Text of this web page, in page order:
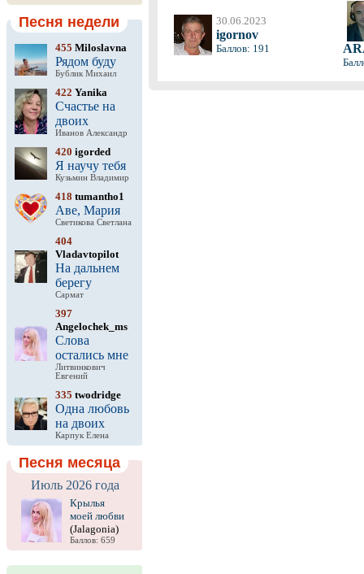
Песня недели
455 Miloslavna
Рядом буду
Бублик Михаил
422 Yanika
Счастье на
двоих
Иванов Александр
420 igorded
Я научу тебя
Кузьмин Владимир
418 tumantho1
Аве, Мария
Светикова Светлана
404
Vladavtopilot
На дальнем
берегу
Сармат
397
Angelochek_ms
Слова
остались мне
Литвинкович
Евгений
335 twodridge
Одна любовь
на двоих
Карпук Елена
Песня месяца
Июль 2026 года
Крылья
моей любви
(Jalagonia)
Баллов: 659
30.06.2023
igornov
Баллов: 191